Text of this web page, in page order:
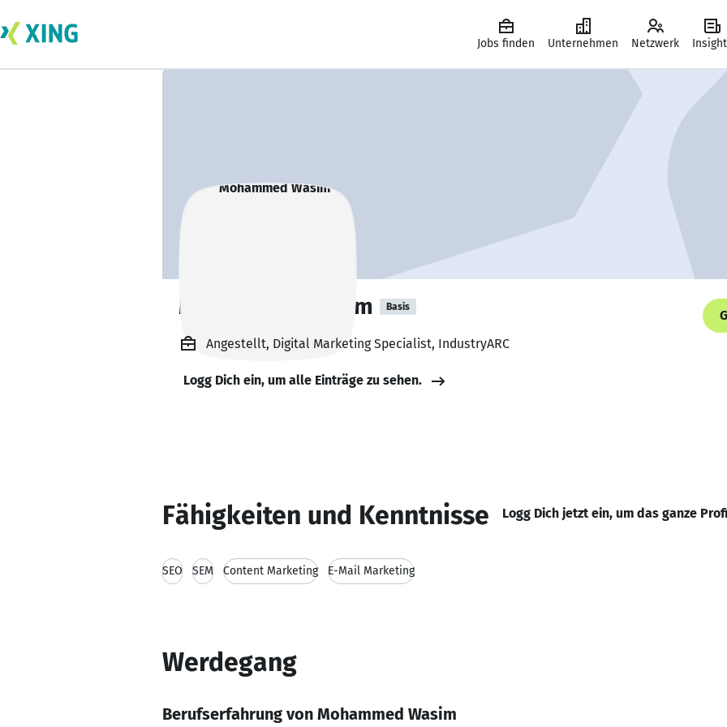
Jobs finden Unternehmen Netzwerk
Mohammed Wasim Basis
Angestellt, Digital Marketing Specialist, IndustryARC
Logg Dich ein, um alle Einträge zu sehen.
Fähigkeiten und Kenntnisse Logg Dich jetzt ein, um das ganze
SEO SEM Content Marketing E-Mail Marketing
Werdegang
Berufserfahrung von Mohammed Wasim